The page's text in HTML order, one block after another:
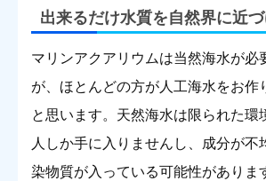
出来るだけ水質を自然界に近
マリンアクアリウムは当然海水が必
が、ほとんどの方が人工海水をお作
と思います。天然海水は限られた環
人しか手に入りませんし、成分が不
染物質が入っている可能性がありま